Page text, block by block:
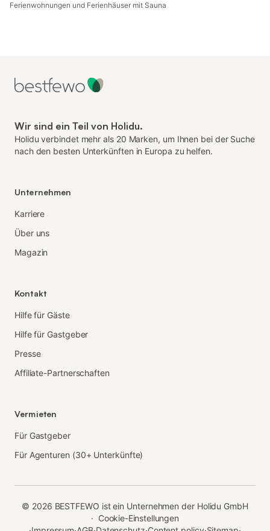
Ferienwohnungen und Ferienhäuser mit Sauna
Wir sind ein Teil von Holidu.
Holidu verbindet mehr als 20 Marken, um Ihnen bei der Suche
nach den besten Unterkünften in Europa zu helfen.
Unternehmen
Karriere
Über uns
Magazin
Kontakt
Hilfe für Gäste
Hilfe für Gastgeber
Presse
Affiliate-Partnerschaften
Vermieten
Für Gastgeber
Für Agenturen (30+ Unterkünfte)
© 2026 BESTFEWO ist ein Unternehmen der Holidu GmbH
· Cookie-Einstellungen